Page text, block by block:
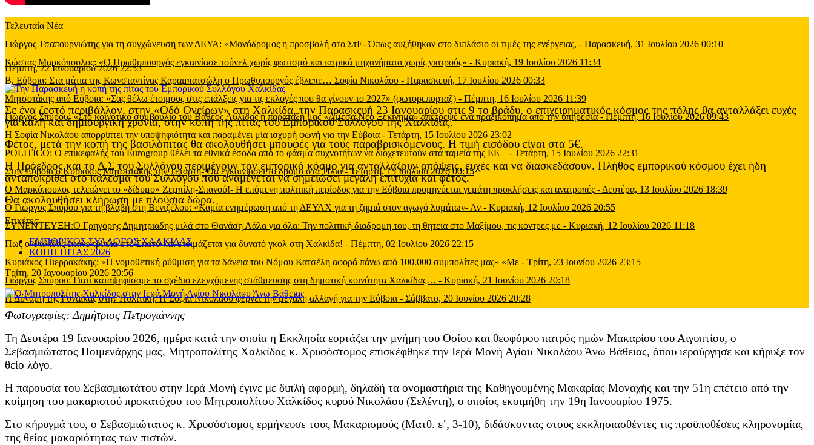
Τελευταία Νέα
Γιώργος Τσαπουρνιώτης για τη συγχώνευση των ΔΕΥΑ: «Μονόδρομος η προσβολή στο ΣτΕ- Όπως αυξήθηκαν στο διπλάσιο οι τιμές της ενέργειας, - Παρασκευή, 31 Ιουλίου 2026 00:10
Κώστας Μαρκόπουλος: «Ο Πρωθυπουργός εγκαινίασε τούνελ χωρίς φωτισμό και ιατρικά μηχανήματα χωρίς γιατρούς» - Κυριακή, 19 Ιουλίου 2026 11:34
Β. Εύβοια: Στα μάτια της Κωνσταντίνας Καραμπατσώλη ο Πρωθυπουργός έβλεπε… Σοφία Νικολάου - Παρασκευή, 17 Ιουλίου 2026 00:33
Μητσοτάκης από Εύβοια: «Σας θέλω έτοιμους στις επάλξεις για τις εκλογές που θα γίνουν το 2027» (φωτορεπορταζ) - Πέμπτη, 16 Ιουλίου 2026 11:39
Γιώργος Σπύρου: «Στο κοινοτικό συμβούλιο του Βαθέος Αυλίδας η παράταξη μας «Άμεσα Νέο Ξεκίνημα» απέτρεψε ένα πραξικόπημα από την υπηρεσία-Πέμπτη, 16 Ιουλίου 2026 09:43
Η Σοφία Νικολάου απορρίπτει την υποψηφιότητα και παραμένει μία ισχυρή φωνή για την Εύβοια - Τετάρτη, 15 Ιουλίου 2026 23:02
POLITICO: Ο επικεφαλής του Eurogroup θέλει τα εθνικά έσοδα από το φάσμα συχνοτήτων να διοχετευτούν στα ταμεία της ΕΕ – - Τετάρτη, 15 Ιουλίου 2026 22:31
Στην Εύβοια ο Κυριάκος Μητσοτάκης την Τετάρτη- Θα εγκαινιάσει το δρόμο στα Ήλια-Τετάρτη, 15 Ιουλίου 2026 00:15
Ο Μαρκόπουλος τελειώνει το «δίδυμο» Ζεμπίλη-Σπανού!- Η επόμενη πολιτική περίοδος για την Εύβοια προμηνύεται γεμάτη προκλήσεις και ανατροπές -Δευτέρα, 13 Ιουλίου 2026 18:39
Ο Γιώργος Σπύρου για τη βλάβη στη Βενιζέλου: «Καμία ενημέρωση από τη ΔΕΥΑΧ για τη ζημιά στον αγωγό λυμάτων- Αν - Κυριακή, 12 Ιουλίου 2026 20:55
ΣΥΝΕΝΤΕΥΞΗ:O Γρηγόρης Δημητριάδης μιλά στο Θανάση Λάλα για όλα: Την πολιτική διαδρομή του, τη θητεία στο Μαξίμου, τις κόντρες με - Κυριακή, 12 Ιουλίου 2026 11:18
Πως ο Φαλίδας έκανε τρίπλα στο Σπανό και ετοιμάζεται για δυνατό γκολ στη Χαλκίδα! - Πέμπτη, 02 Ιουλίου 2026 22:15
Κυριάκος Πιερρακάκης: «Η νομοθετική ρύθμιση για τα δάνεια του Νόμου Κατσέλη αφορά πάνω από 100.000 συμπολίτες μας» «Με - Τρίτη, 23 Ιουνίου 2026 23:15
Γιώργος Σπύρου: Γιατί καταψηφίσαμε το σχέδιο ελεγχόμενης στάθμευσης στη δημοτική κοινότητα Χαλκίδας… - Κυριακή, 21 Ιουνίου 2026 20:18
Η Δύναμη της Γυναίκας στην Πολιτική: Η Σοφία Νικολάου φέρνει την μεγάλη αλλαγή για την Εύβοια - Σάββατο, 20 Ιουνίου 2026 20:28
Πέμπτη, 22 Ιανουαρίου 2026 22:53
Σε ένα ζεστό περιβάλλον, στην «Οδό Ονείρων» στη Χαλκίδα, την Παρασκευή 23 Ιανουαρίου στις 9 το βράδυ, ο επιχειρηματικός κόσμος της πόλης θα ανταλλάξει ευχές
για καλή και δημιουργική χρονιά, στην κοπή της πίτας του Εμπορικού Συλλόγου της Χαλκίδας.
Φέτος, μετά την κοπή της βασιλόπιτας θα ακολουθήσει μπουφές για τους παραβρισκόμενους. Η τιμή εισόδου είναι στα 5€.
Η Πρόεδρος και το Δ.Σ του Συλλόγου περιμένουν τον εμπορικό κόσμο για ανταλλάξουν απόψεις, ευχές και να διασκεδάσουν. Πλήθος εμπορικού κόσμου έχει ήδη
ανταποκριθεί στο κάλεσμα του Συλλόγου που αναμένεται να σημειώσει μεγάλη επιτυχία και φέτος.
Θα ακολουθήσει κλήρωση με πλούσια δώρα.
Ετικέτες:
ΕΜΠΟΡΙΚΟΣ ΣΥΛΛΟΓΟΣ ΧΑΛΚΙΔΑΣ
ΚΟΠΗ ΠΙΤΑΣ 2026
Τρίτη, 20 Ιανουαρίου 2026 20:56
Φωτογραφίες: Δημήτριος Πετρογιάννης
Τη Δευτέρα 19 Ιανουαρίου 2026, ημέρα κατά την οποία η Εκκλησία εορτάζει την μνήμη του Οσίου και θεοφόρου πατρός ημών Μακαρίου του Αιγυπτίου, ο
Σεβασμιώτατος Ποιμενάρχης μας, Μητροπολίτης Χαλκίδος κ. Χρυσόστομος επισκέφθηκε την Ιερά Μονή Αγίου Νικολάου Άνω Βάθειας, όπου ιερούργησε και κήρυξε τον
θείο λόγο.
Η παρουσία του Σεβασμιωτάτου στην Ιερά Μονή έγινε με διπλή αφορμή, δηλαδή τα ονομαστήρια της Καθηγουμένης Μακαρίας Μοναχής και την 51η επέτειο από την
κοίμηση του μακαριστού προκατόχου του Μητροπολίτου Χαλκίδος κυρού Νικολάου (Σελέντη), ο οποίος εκοιμήθη την 19η Ιανουαρίου 1975.
Στο κήρυγμά του, ο Σεβασμιώτατος κ. Χρυσόστομος ερμήνευσε τους Μακαρισμούς (Ματθ. ε΄, 3-10), διδάσκοντας στους εκκλησιασθέντες τις προϋποθέσεις κληρονομίας
της θείας μακαριότητας των πιστών.